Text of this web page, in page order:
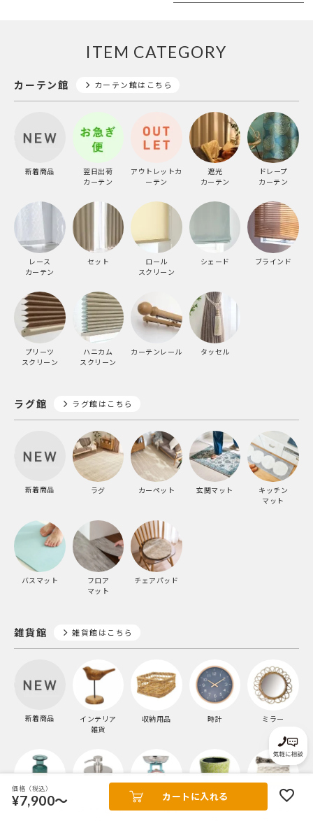
ITEM CATEGORY
カーテン館 カーテン館はこちら
新着商品
翌日出荷
カーテン
アウトレットカ
ーテン
遮光
カーテン
ドレープ
カーテン
レース
カーテン
セット
ロール
スクリーン
シェード ブラインド
プリーツ
スクリーン
ハニカム
スクリーン
カーテンレール タッセル
ラグ館 ラグ館はこちら
新着商品 ラグ カーペット 玄関マット
キッチン
マット
バスマット
フロア
マット
チェアパッド
雑貨館 雑貨館はこちら
新着商品
インテリア
雑貨
収納用品 時計 ミラー
フラワーベース
バス・トイレ用
キッチン用品
ガーデニング用
クッション
価格（税込）
¥7,900～ カートに入れる